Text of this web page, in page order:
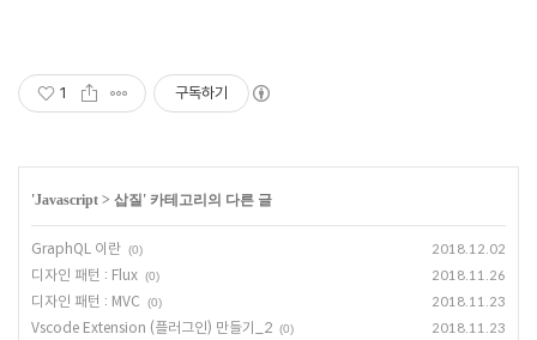
1 구독하기
'Javascript > 삽질 ' 카테고리의 다른 글
GraphQL 이란 (0) 2018.12.02
디자인 패턴 : Flux (0) 2018.11.26
디자인 패턴 : MVC (0) 2018.11.23
Vscode Extension (플러그인) 만들기_2 (0) 2018.11.23